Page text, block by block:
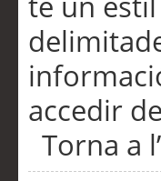
accedir
Torna a